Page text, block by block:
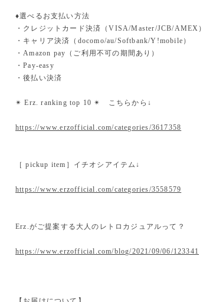
♦︎選べるお支払い方法
・クレジットカード決済（VISA/Master/JCB/AMEX）
・キャリア決済（docomo/au/Softbank/Y!mobile）
・Amazon pay（ご利用不可の期間あり）
・Pay-easy
・後払い決済
✴︎ Erz. ranking top 10 ✴︎ こちらから↓
https://www.erzofficial.com/categories/3617358
［ pickup item］イチオシアイテム↓
https://www.erzofficial.com/categories/3558579
Erz.がご提案する大人のレトロカジュアルって？
https://www.erzofficial.com/blog/2021/09/06/123341